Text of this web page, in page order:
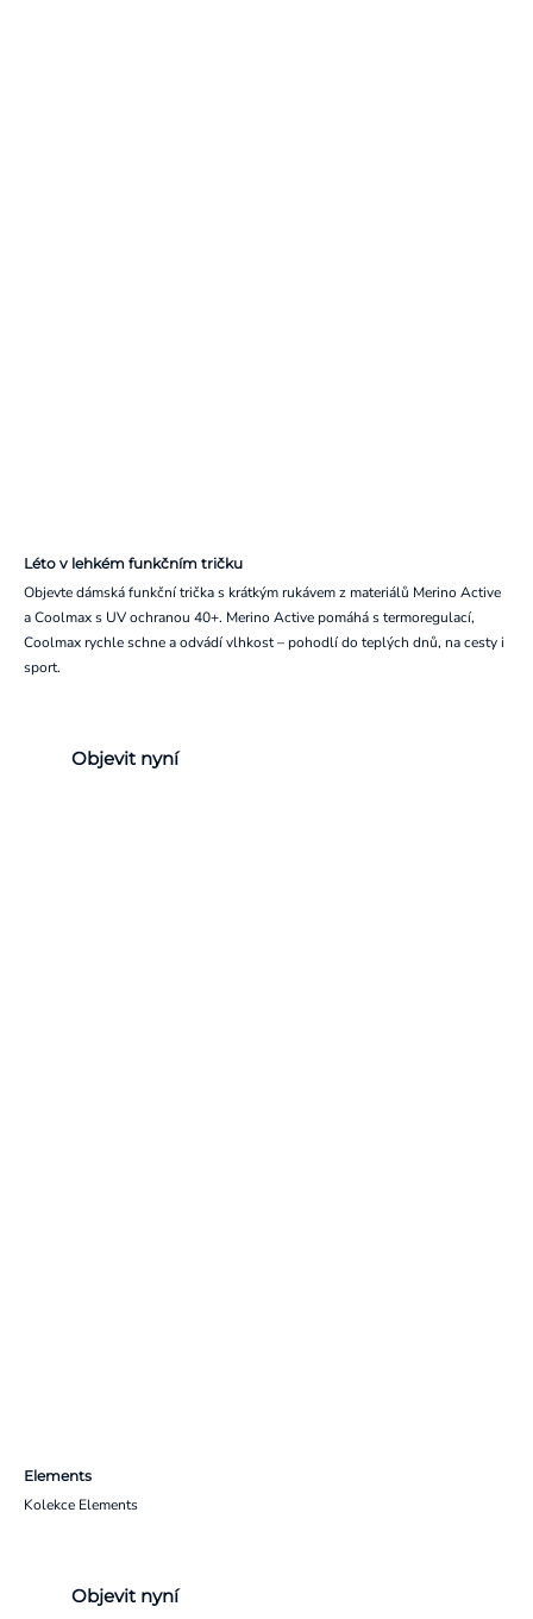
Léto v lehkém funkčním tričku
Objevte dámská funkční trička s krátkým rukávem z materiálů Merino Active
a Coolmax s UV ochranou 40+. Merino Active pomáhá s termoregulací,
Coolmax rychle schne a odvádí vlhkost – pohodlí do teplých dnů, na cesty i
sport.
Objevit nyní
Elements
Kolekce Elements
Objevit nyní